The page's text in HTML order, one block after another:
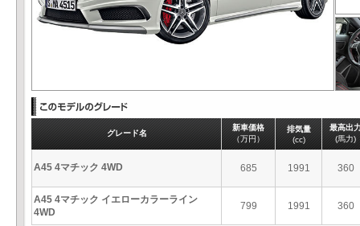
グレード名
新車価格
（万円）
排気量
(cc)
最高出
(馬力)
A45 4マチック 4WD 685 1991 360
A45 4マチック イエローカラーライン
4WD
799 1991 360